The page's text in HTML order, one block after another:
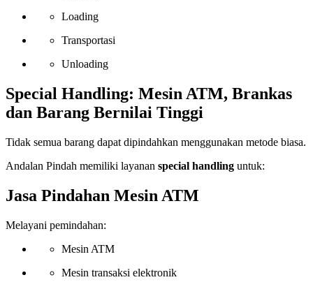
Loading
Transportasi
Unloading
Special Handling: Mesin ATM, Brankas
dan Barang Bernilai Tinggi
Tidak semua barang dapat dipindahkan menggunakan metode biasa.
Andalan Pindah memiliki layanan special handling untuk:
Jasa Pindahan Mesin ATM
Melayani pemindahan:
Mesin ATM
Mesin transaksi elektronik